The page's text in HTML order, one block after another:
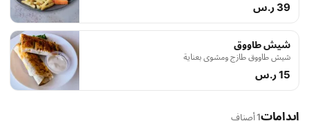
39 ر.س
شيش طاووق
شيش طاووق طازج ومشوي بعناية
15 ر.س
إيدامات1 أصناف